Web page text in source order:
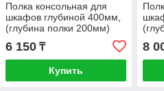
Полка консольная для
шкафов глубиной 400мм,
(глубина полки 200мм)
распределенная нагрузка
20кг, цвет-серый (SNR-
SHELF-04020-20GC)
6 150₸
Купить
8